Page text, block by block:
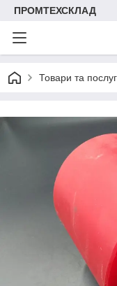
ПРОМТЕХСКЛАД
Товари та